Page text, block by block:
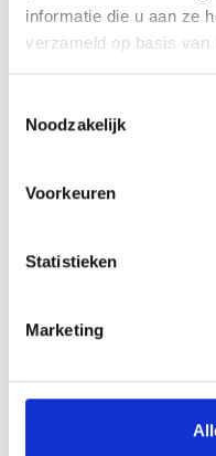
informatie die u aan ze
verzameld op basis van
Noodzakelijk
Voorkeuren
Statistieken
Marketing